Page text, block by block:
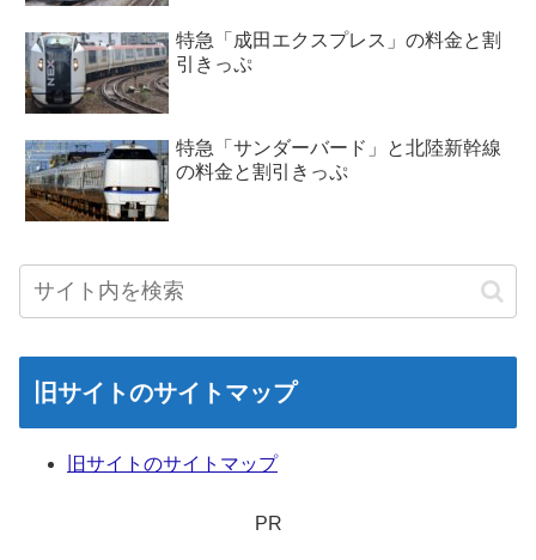
特急「成田エクスプレス」の料金と割
引きっぷ
特急「サンダーバード」と北陸新幹線
の料金と割引きっぷ
旧サイトのサイトマップ
旧サイトのサイトマップ
PR